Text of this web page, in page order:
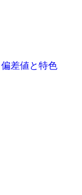
差値と特色